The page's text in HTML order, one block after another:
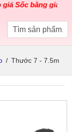
bằng giá Gốc
/ Thước 7 - 7.5m